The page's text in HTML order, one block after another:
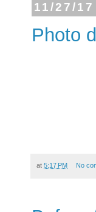
11/27/17
Photo
at 5:17 PM No